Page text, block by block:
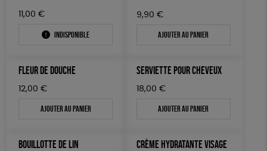
11,00 €
Indisponible
9,90 €
Ajouter au panier
FLEUR DE DOUCHE
12,00 €
Ajouter au panier
SERVIETTE POUR CHEVEUX
18,00 €
Ajouter au panier
BOUILLOTTE DE LIN CRÈME HYDRATANTE VISAGE